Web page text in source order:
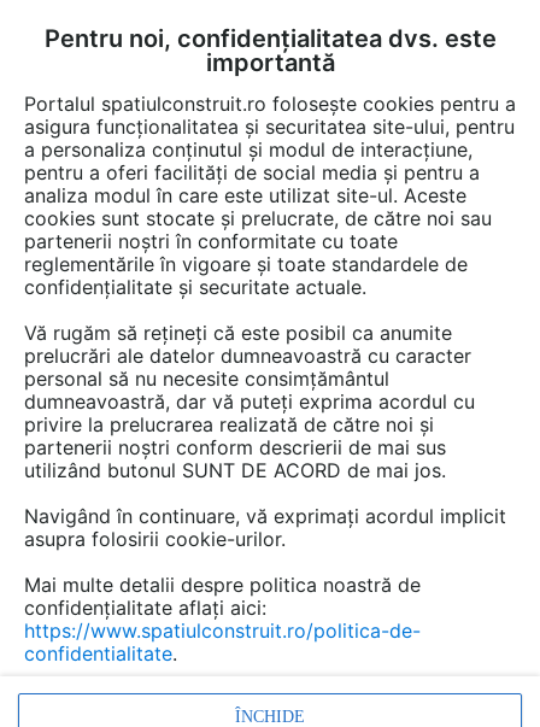
FĂ-ȚI CONT LOGIN
CUM SE FACE
EȘTI AICI: Documentații Specificații tehnice Instalatii apa / canalizare /
Rezervor suprateran fund plan deschis
NEW DESIGN COMPOSITE FPD
Limba: Romana
21 afisari
Tip documentatie: Specificații tehnice Salvează pdf
Pentru noi, confidențialitatea dvs. este
importantă
Portalul spatiulconstruit.ro folosește cookies pentru a
asigura funcționalitatea și securitatea site-ului, pentru
a personaliza conținutul și modul de interacțiune,
pentru a oferi facilități de social media și pentru a
analiza modul în care este utilizat site-ul. Aceste
cookies sunt stocate și prelucrate, de către noi sau
partenerii noștri în conformitate cu toate
reglementările în vigoare și toate standardele de
confidențialitate și securitate actuale.
Vă rugăm să rețineți că este posibil ca anumite
prelucrări ale datelor dumneavoastră cu caracter
personal să nu necesite consimțământul
dumneavoastră, dar vă puteți exprima acordul cu
privire la prelucrarea realizată de către noi și
partenerii noștri conform descrierii de mai sus
utilizând butonul SUNT DE ACORD de mai jos.
Navigând în continuare, vă exprimați acordul implicit
asupra folosirii cookie-urilor.
Mai multe detalii despre politica noastră de
confidențialitate aflați aici:
https://www.spatiulconstruit.ro/politica-de-
confidentialitate.
ÎNCHIDE